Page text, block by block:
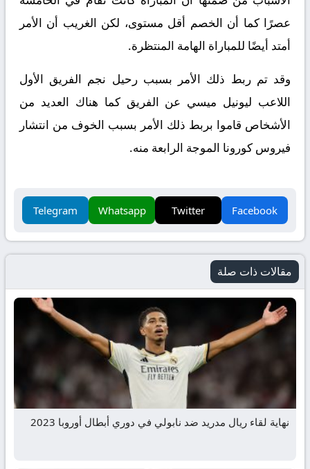
عصرًا كما أن الخصم أقل مستوى، لكن الغريب أن الأمر
أمتد أيضًا للمباراة الهامة المنتظرة.
وقد تم ربط ذلك الأمر بسبب رحيل نجم الفريق الأول
اللاعب ليونيل ميسي عن الفريق كما هناك العديد من
الأشخاص قاموا بربط ذلك الأمر بسبب الخوف من انتشار
فيروس كورونا الموجة الرابعة منه.
Facebook
Twitter
Whatsapp
Telegram
مقالات ذات صلة
نهاية لقاء ريال مدريد ضد نابولي في دوري أبطال أوروبا 2023